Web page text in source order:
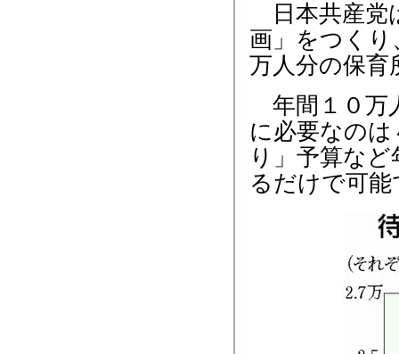
日本共産党
画」をつくり
万人分の保育
年間１０万
に必要なの
り」予算な
るだけで可能